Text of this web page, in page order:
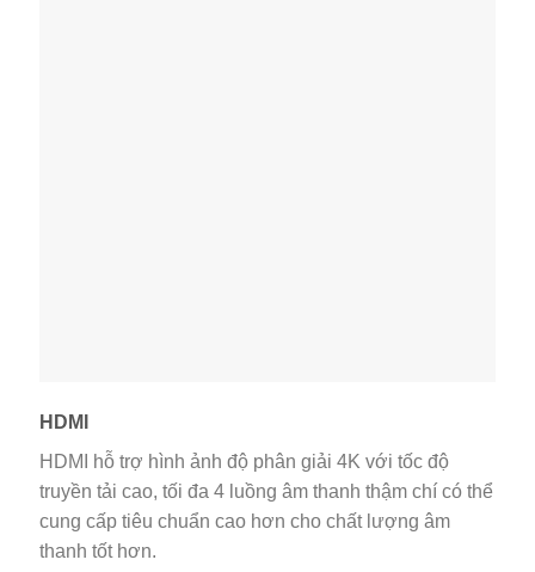
HDMI
HDMI hỗ trợ hình ảnh độ phân giải 4K với tốc độ
truyền tải cao, tối đa 4 luồng âm thanh thậm chí có thể
cung cấp tiêu chuẩn cao hơn cho chất lượng âm
thanh tốt hơn.